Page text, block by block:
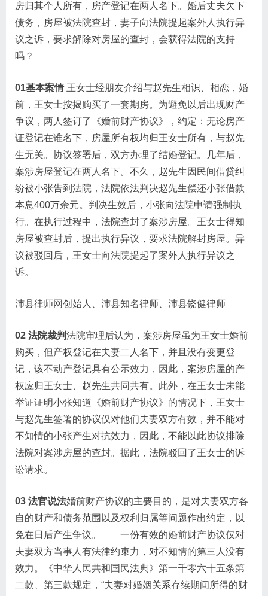
房归其个人所有，房产登记在两人名下。婚后丈夫欠下
债务，房屋被法院查封，妻子向法院提起案外人执行异
议之诉，要求解除对房屋的查封，会获得法院的支持
吗？
01基本案情王女士经朋友介绍与赵先生相识、相恋，婚
前，王女士按揭购买了一套期房。为避免以后出现财产
争议，两人签订了《婚前财产协议》，约定：无论房产
证登记在谁名下，房屋所有权均归王女士所有，与赵先
生无关。协议签署后，双方办理了结婚登记。几年后，
案涉房屋登记在两人名下。不久，赵先生因民间借贷纠
纷被小张告到法院，法院依法判决赵先生偿还小张借款
本息400万余元。判决生效后，小张向法院申请强制执
行。在执行过程中，法院查封了案涉房屋。王女士得知
房屋被查封后，提出执行异议，要求法院解封房屋。异
议被驳回后，王女士向法院提起了案外人执行异议之
诉。
沛县律师网创始人、沛县知名律师、沛县饶健律师
02 法院裁判法院审理后认为，案涉房屋虽为王女士婚前
购买，但产权登记在夫妻二人名下，并且没有变更登
记，该不动产登记具有公示效力，因此，案涉房屋的产
权应归王女士、赵先生共同共有。此外，在王女士未能
举证证明小张知道《婚前财产协议》的情况下，王女士
与赵先生签署的协议仅对他们夫妻双方有效，并不能对
不知情的小张产生对抗效力，因此，不能以此协议排除
法院对案涉房屋的查封。据此，法院驳回了王女士的诉
讼请求。
03 法官说法婚前财产协议的主要目的，是对夫妻双方各
自的财产和债务范围以及权利归属等问题作出约定，以
免在日后产生争议。 一份有效的婚前财产协议仅对
夫妻双方当事人有法律约束力，对不知情的第三人没有
效力。《中华人民共和国民法典》第一千零六十五条第
二款、第三款规定，“夫妻对婚姻关系存续期间所得的财